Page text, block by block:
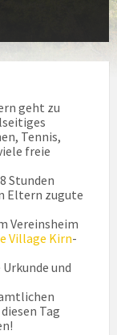
geht zu
Tennis,
freie
Stunden
Eltern zugute
Vereinsheim
Village Kirn-
und
Tag